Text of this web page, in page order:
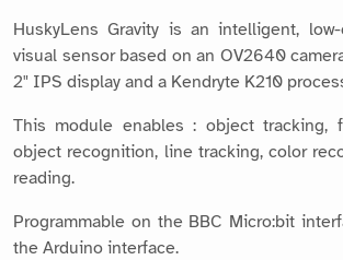
HuskyLens Gravity is an intelligent,
visual sensor based on an OV2640
2" IPS display and a Kendryte K210
This module enables : object tracking,
object recognition, line tracking, color
reading.
Programmable on the BBC Micro:bit
the Arduino interface.